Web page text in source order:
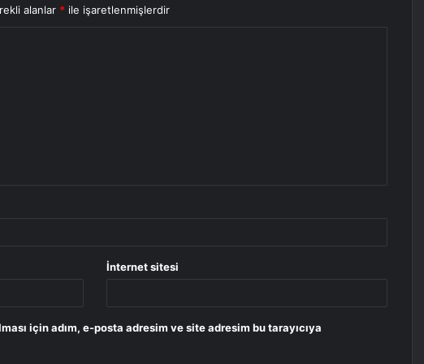
alanlar * ile işaretlenmişlerdir
İnternet sitesi
için adım, e-posta adresim ve site adresim bu tarayıcıya